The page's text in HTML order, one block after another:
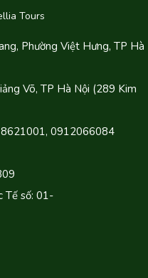
Tours
Phường Việt Hưng, TP Hà
Võ, TP Hà Nội (289 Kim
0912066084
Tế số: 01-